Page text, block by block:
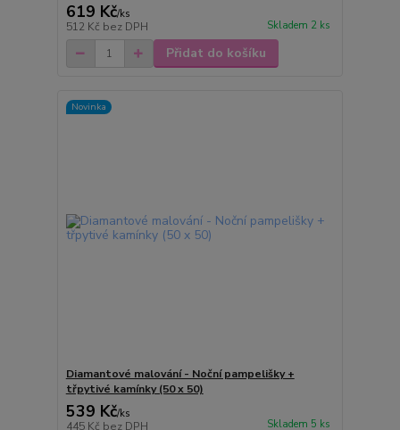
619 Kč/ks
512 Kč bez DPH Skladem 2 ks
Přidat do košíku
Novinka
Diamantové malování - Noční pampelišky +
třpytivé kamínky (50 x 50)
539 Kč/ks
445 Kč bez DPH Skladem 5 ks